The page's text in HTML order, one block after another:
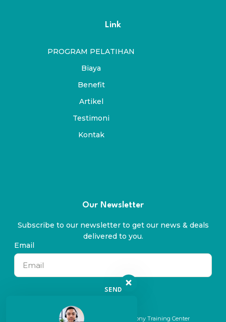
Link
PROGRAM PELATIHAN
Biaya
Benefit
Artikel
Testimoni
Kontak
Our Newsletter
Subscribe to our newsletter to get our news & deals
delivered to you.
Email
SEND
© 2024 All rights reserved. By Symphony Training Center